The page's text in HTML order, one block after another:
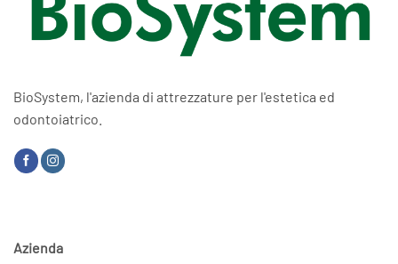
BioSystem, l'azienda di attrezzature per l'estetica ed
odontoiatrico.
Azienda